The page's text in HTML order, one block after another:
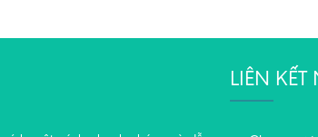
LIÊN